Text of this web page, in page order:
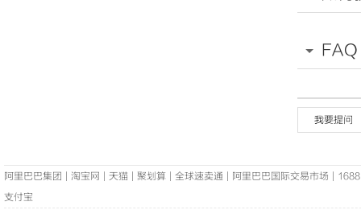
FAQ
我要提问
阿里巴巴集团 淘宝网 天猫 聚划算 全球速卖通 阿里巴巴国际交易市场
1688
支付宝